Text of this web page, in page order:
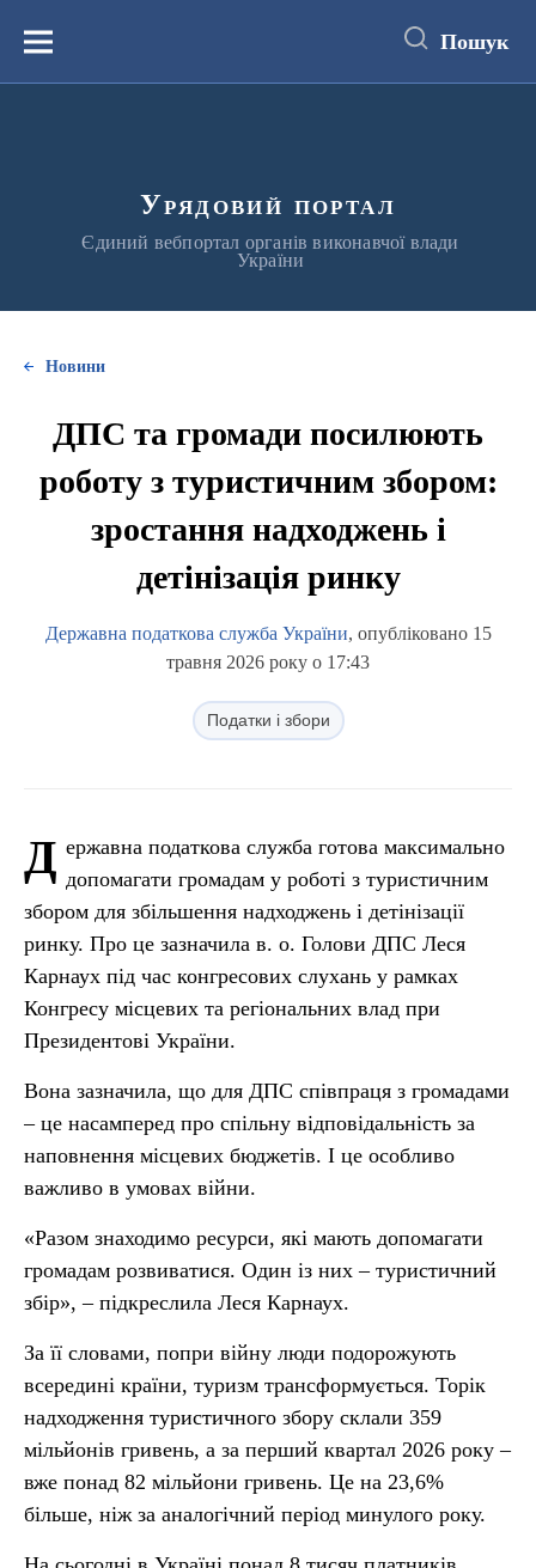
вмістуМеню Пошук
Урядовий портал
Єдиний вебпортал органів виконавчої влади
України
Новини
ДПС та громади посилюють
роботу з туристичним збором:
зростання надходжень і
детінізація ринку
Державна податкова служба України, опубліковано 15
травня 2026 року о 17:43
Податки і збори
Д ержавна податкова служба готова максимально
допомагати громадам у роботі з туристичним
збором для збільшення надходжень і детінізації
ринку. Про це зазначила в. о. Голови ДПС Леся
Карнаух під час конгресових слухань у рамках
Конгресу місцевих та регіональних влад при
Президентові України.
Вона зазначила, що для ДПС співпраця з громадами
– це насамперед про спільну відповідальність за
наповнення місцевих бюджетів. І це особливо
важливо в умовах війни.
«Разом знаходимо ресурси, які мають допомагати
громадам розвиватися. Один із них – туристичний
збір», ­– підкреслила Леся Карнаух.
За її словами, попри війну люди подорожують
всередині країни, туризм трансформується. Торік
надходження туристичного збору склали 359
мільйонів гривень, а за перший квартал 2026 року –
вже понад 82 мільйони гривень. Це на 23,6%
більше, ніж за аналогічний період минулого року.